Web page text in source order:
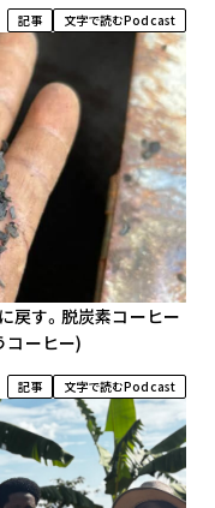
記事 文字で読むPodcast
戻す。脱炭素コーヒー
コーヒー)
記事 文字で読むPodcast